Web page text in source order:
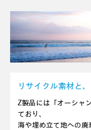
リサイクル素材と
Z製品には「オーシャ
ており、
海や埋め立て地への廃